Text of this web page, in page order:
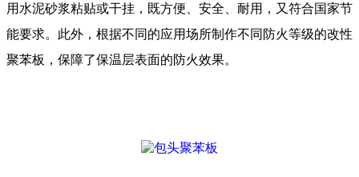
用水泥砂浆粘贴或干挂，既方便、安全、耐用，又符合国家节
能要求。此外，根据不同的应用场所制作不同防火等级的改性
聚苯板，保障了保温层表面的防火效果。